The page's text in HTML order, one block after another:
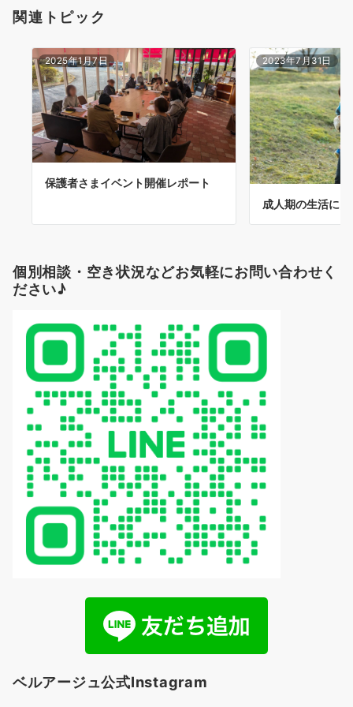
ン
関連トピック
2025年1月7日
保護者さまイベント開催レポート
2023年7月31日
成人期の生活に
個別相談・空き状況などお気軽にお問い合わせく
ださい♪
ベルアージュ公式Instagram